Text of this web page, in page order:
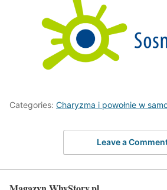
Categories: Charyzma i powołnie w
Leave a